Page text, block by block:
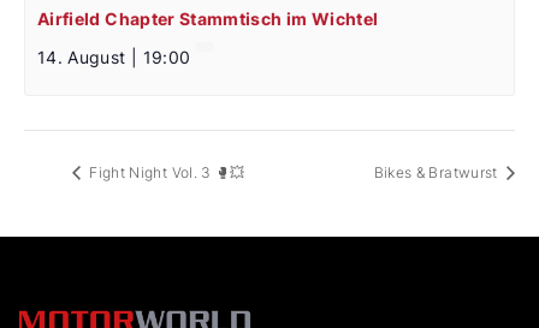
Airfield Chapter Stammtisch im Wichtel
14. August | 19:00
Fight Night Vol. 3 🥊💥 Bikes & Bratwurst